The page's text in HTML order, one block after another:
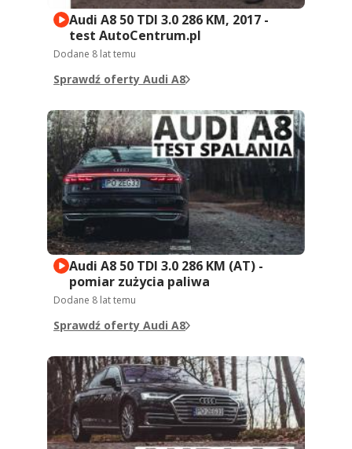
Audi A8 50 TDI 3.0 286 KM, 2017 -
test AutoCentrum.pl
Dodane 8 lat temu
Sprawdź oferty Audi A8
Audi A8 50 TDI 3.0 286 KM (AT) -
pomiar zużycia paliwa
Dodane 8 lat temu
Sprawdź oferty Audi A8